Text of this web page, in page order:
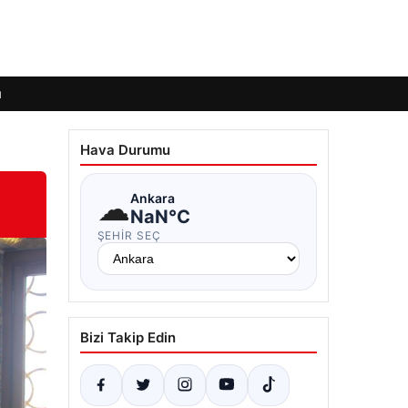
Hava Durumu
☁Ankara
NaN°C
ŞEHIR SEÇ
Bizi Takip Edin